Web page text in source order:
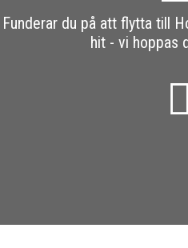
Funderar du på att flytta till
hit - vi hoppas